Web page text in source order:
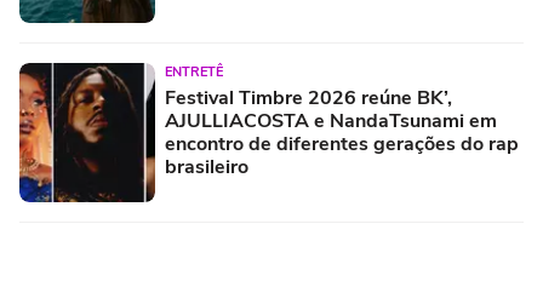
ENTRETÊ
Festival Timbre 2026 reúne BK’,
AJULLIACOSTA e NandaTsunami em
encontro de diferentes gerações do rap
brasileiro